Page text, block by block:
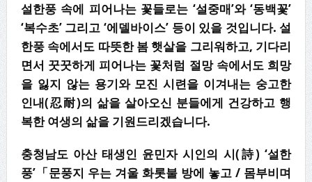
설한풍 속에 피어나는 꽃들로는 ‘설중매’와‘동백꽃’
‘복수초’ 그리고 ‘에델바이스’ 등이 있을 것입니다.설
한풍 속에서도 따뜻한 봄 햇살을 그리워하고, 기다리
면서 꿋꿋하게 피어나는 꽃처럼 절망 속에서도 희망
을 잃지 않는 용기와 모진 시련을 이겨내는 숭고한
인내(忍耐)의 삶을 살아오신 분들에게 건강하고 행
복한 여생의 삶을 기원드리겠습니다.
충청남도 아산 태생인 윤민자 시인의 시(詩) ‘설한
풍’「문풍지 우는 겨울 화롯불 방에 놓고/ 몸부비며